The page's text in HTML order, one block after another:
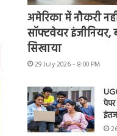
अमेरिका में नौकरी
सॉफ्टवेयर
सिखाया
29 July 2026 - 8:00 PM